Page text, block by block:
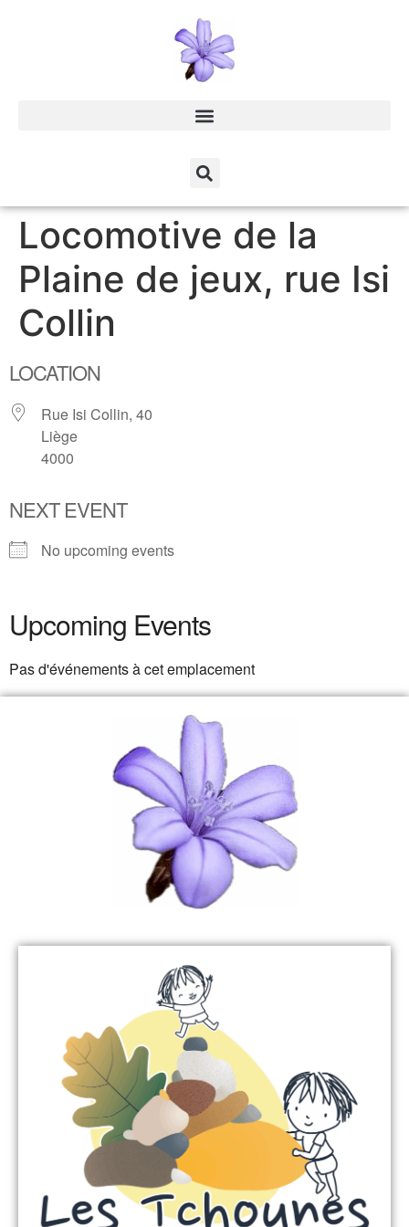
Locomotive de la
Plaine de jeux, rue Isi
Collin
LOCATION
Rue Isi Collin, 40
Liège
4000
NEXT EVENT
No upcoming events
Upcoming Events
Pas d'événements à cet emplacement